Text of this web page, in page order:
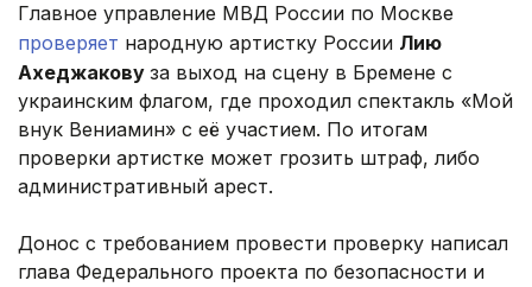
Главное управление МВД России по Москве
проверяет народную артистку России Лию
Ахеджакову за выход на сцену в Бремене с
украинским флагом, где проходил спектакль «Мой
внук Вениамин» с её участием. По итогам
проверки артистке может грозить штраф, либо
административный арест.
Донос с требованием провести проверку написал
глава Федерального проекта по безопасности и